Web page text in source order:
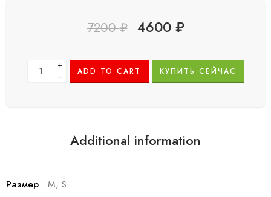
7200₽ 4600 ₽
+
−
ADD TO CART КУПИТЬ СЕЙЧАС
Additional information
Размер M, S